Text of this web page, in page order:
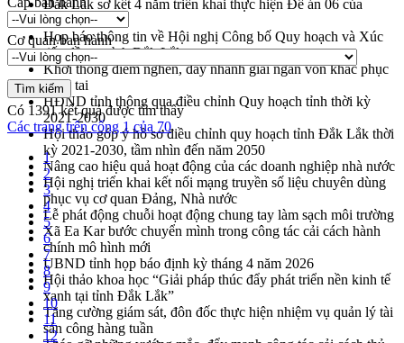
Đắk Lắk sơ kết 4 năm triển khai thực hiện Đề án 06 của
Chính phủ
Họp báo thông tin về Hội nghị Công bố Quy hoạch và Xúc
tiến đầu tư tỉnh Đắk Lắk
Khơi thông điểm nghẽn, đẩy nhanh giải ngân vốn khắc phục
thiên tai
HĐND tỉnh thông qua điều chỉnh Quy hoạch tỉnh thời kỳ
2021-2030
Hội thảo góp ý hồ sơ điều chỉnh quy hoạch tỉnh Đắk Lắk thời
kỳ 2021-2030, tầm nhìn đến năm 2050
Nâng cao hiệu quả hoạt động của các doanh nghiệp nhà nước
Hội nghị triển khai kết nối mạng truyền số liệu chuyên dùng
phục vụ cơ quan Đảng, Nhà nước
Lễ phát động chuỗi hoạt động chung tay làm sạch môi trường
Xã Ea Kar bước chuyển mình trong công tác cải cách hành
chính mô hình mới
UBND tỉnh họp báo định kỳ tháng 4 năm 2026
Hội thảo khoa học “Giải pháp thúc đẩy phát triển nền kinh tế
xanh tại tỉnh Đắk Lắk”
Tăng cường giám sát, đôn đốc thực hiện nhiệm vụ quản lý tài
sản công hàng tuần
Cơ quan ban hành
Có 1391kết quả được tìm thấy
Các trang trên cổng 1 của 70
1
2
3
4
5
6
7
8
9
10
11
12